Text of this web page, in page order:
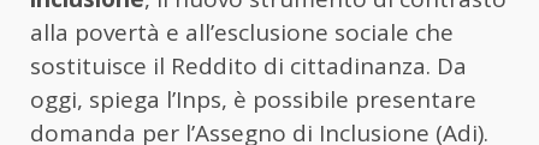
alla povertà e all’esclusione sociale che
sostituisce il Reddito di cittadinanza. Da
oggi, spiega l’Inps, è possibile presentare
domanda per l’Assegno di Inclusione (Adi).